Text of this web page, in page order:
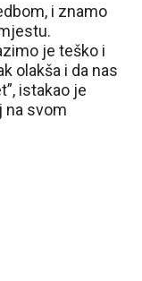
i znamo
je teško i
olakša i da nas
istakao je
na svom